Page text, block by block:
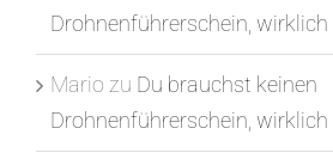
Drohnenführerschein, wirklich
Mario zu Du brauchst keinen
Drohnenführerschein, wirklich